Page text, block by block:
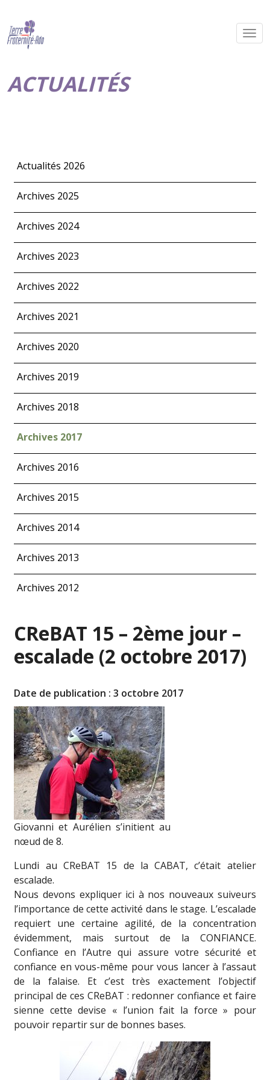
ACTUALITÉS
Actualités 2026
Archives 2025
Archives 2024
Archives 2023
Archives 2022
Archives 2021
Archives 2020
Archives 2019
Archives 2018
Archives 2017
Archives 2016
Archives 2015
Archives 2014
Archives 2013
Archives 2012
CReBAT 15 – 2ème jour –
escalade (2 octobre 2017)
Date de publication : 3 octobre 2017
Giovanni et Aurélien s’initient au
nœud de 8.
Lundi au CReBAT 15 de la CABAT, c’était atelier
escalade.
Nous devons expliquer ici à nos nouveaux suiveurs
l’importance de cette activité dans le stage. L’escalade
requiert une certaine agilité, de la concentration
évidemment, mais surtout de la CONFIANCE.
Confiance en l’Autre qui assure votre sécurité et
confiance en vous-même pour vous lancer à l’assaut
de la falaise. Et c’est très exactement l’objectif
principal de ces CReBAT : redonner confiance et faire
sienne cette devise « l’union fait la force » pour
pouvoir repartir sur de bonnes bases.